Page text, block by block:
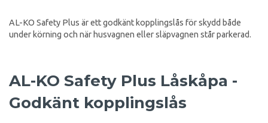
AL-KO Safety Plus är ett godkänt kopplingslås för skydd både
under körning och när husvagnen eller släpvagnen står parkerad.
AL-KO Safety Plus Låskåpa -
Godkänt kopplingslås